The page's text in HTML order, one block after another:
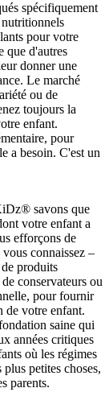
spécifiquement
nutritionnels
pour votre
que d'autres
donner une
Le marché
ou de
toujours la
enfant.
pour
a besoin. C'est un
savons que
votre enfant a
efforçons de
connaissez –
produits
conservateurs ou
pour fournir
de votre enfant.
saine qui
années critiques
où les régimes
petites choses,
parents.